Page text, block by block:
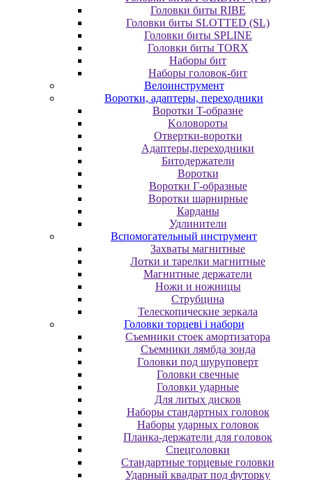
Головки биты RIBE
Головки биты SLOTTED (SL)
Головки биты SPLINE
Головки биты TORX
Наборы бит
Наборы головок-бит
Велоинструмент
Воротки, адаптеры, переходники
Bopoтки T-oбpaзне
Koлoвopoты
Oтвepтки-вopoтки
Адаптеры,переходники
Битодержатели
Воротки
Воротки Г-образные
Воротки шарнирные
Карданы
Удлинители
Вспомогательный инструмент
Захваты магнитные
Лотки и тарелки магнитные
Магнитные держатели
Ножи и ножницы
Струбцина
Телескопические зеркала
Головки торцеві і набори
Cъeмники cтoeк aмopтизaтopa
Cъeмники лямбдa зoндa
Гoлoвки пoд шуpупoвepт
Головки свечные
Головки ударные
Для литых дисков
Наборы стандартных головок
Наборы ударных головок
Планка-держатели для головок
Спецголовки
Стандартные торцевые головки
Ударный квадрат под футорку